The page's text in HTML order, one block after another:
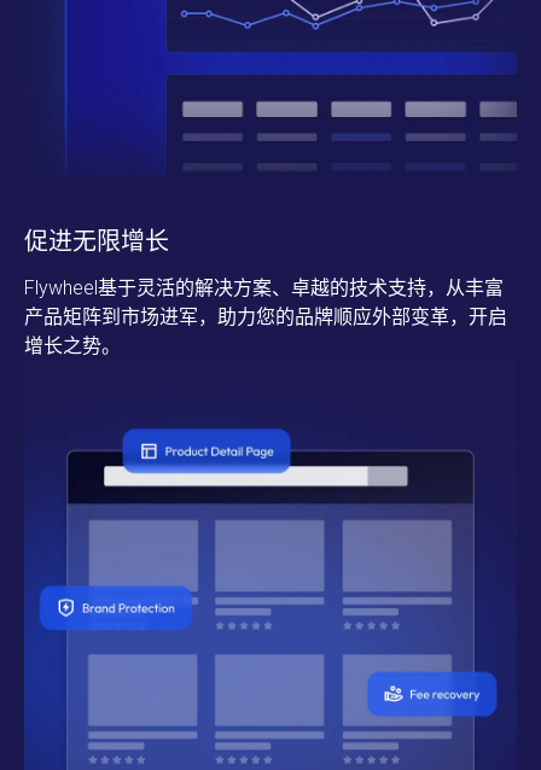
促进无限增长
Flywheel基于灵活的解决方案、卓越的技术支持，从丰富
产品矩阵到市场进军，助力您的品牌顺应外部变革，开启
增长之势。